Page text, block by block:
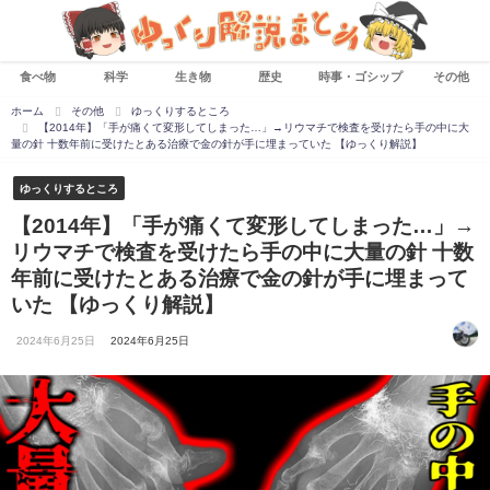
食べ物 科学 生き物 歴史 時事・ゴシップ その他
ホーム その他
ゆっくりするところ
【2014年】「手が痛くて変形してしまった…」→リウマチで検査を受けたら手の中に大
量の針 十数年前に受けたとある治療で金の針が手に埋まっていた 【ゆっくり解説】
ゆっくりするところ
【2014年】「手が痛くて変形してしまった…」→
リウマチで検査を受けたら手の中に大量の針 十数
年前に受けたとある治療で金の針が手に埋まって
いた 【ゆっくり解説】
2024年6月25日 2024年6月25日